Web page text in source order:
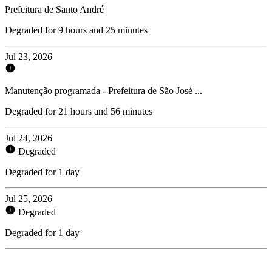
Prefeitura de Santo André
Degraded for 9 hours and 25 minutes
Jul 23, 2026
Manutenção programada - Prefeitura de São José ...
Degraded for 21 hours and 56 minutes
Jul 24, 2026
Degraded
Degraded for 1 day
Jul 25, 2026
Degraded
Degraded for 1 day